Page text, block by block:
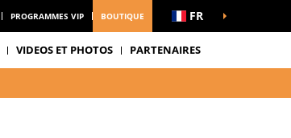
PROGRAMMES VIP BOUTIQUE FR
VIDEOS ET PHOTOS PARTENAIRES